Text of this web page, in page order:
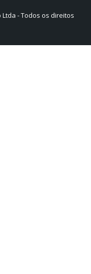
- Todos os direitos